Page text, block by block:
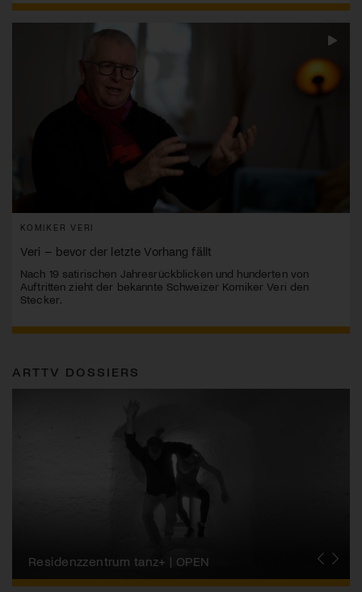
KOMIKER VERI
Veri – bevor der letzte Vorhang fällt
Nach 19 satirischen Jahresrückblicken und hunderten von
Auftritten zieht der bekannte Schweizer Komiker Veri den
Stecker.
ARTTV DOSSIERS
Migros-Kulturprozent | Tanzfestival Steps
Residenzzentrum tanz+ | OPEN
Tanzszene Schweiz